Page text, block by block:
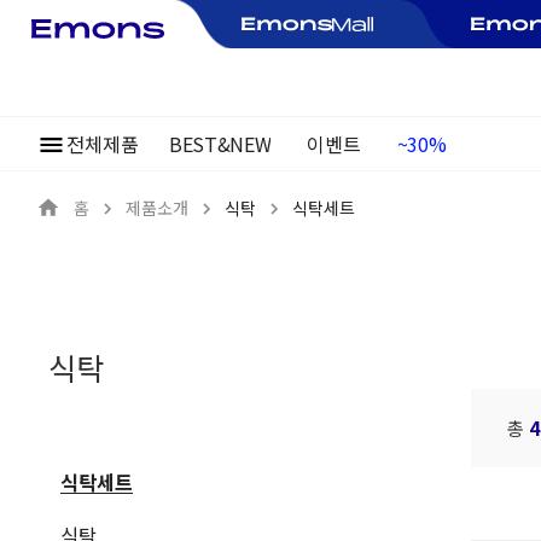
전체제품 BEST&NEW 이벤트
여름정기행사
홈 제품소개 식탁 식탁세트
식탁
식탁세트
식탁
총